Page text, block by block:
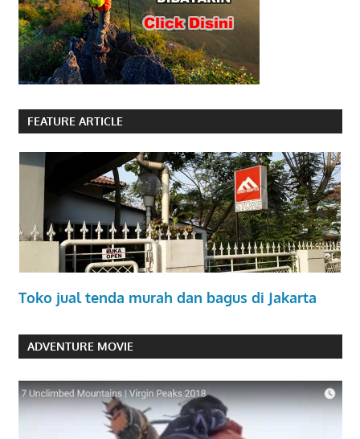
FEATURE ARTICLE
Toko jual tenda murah dan bagus di Jakarta
ADVENTURE MOVIE